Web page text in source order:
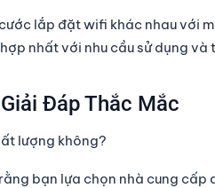
lắp đặt wifi khác nhau với
nhất với nhu cầu sử dụng và
Đáp Thắc Mắc
lượng không?
bạn lựa chọn nhà cung cấp